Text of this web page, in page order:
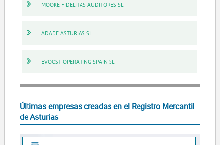
MOORE FIDELITAS AUDITORES SL
ADADE ASTURIAS SL
EVOOST OPERATING SPAIN SL
Últimas empresas creadas en el Registro Mercantil
de Asturias